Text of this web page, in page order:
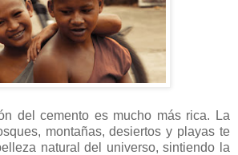
del cemento es mucho más rica. La
montañas, desiertos y playas te
natural del universo, sintiendo la